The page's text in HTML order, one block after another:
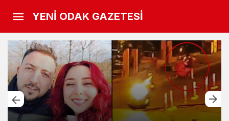
YENİ ODAK GAZETESİ